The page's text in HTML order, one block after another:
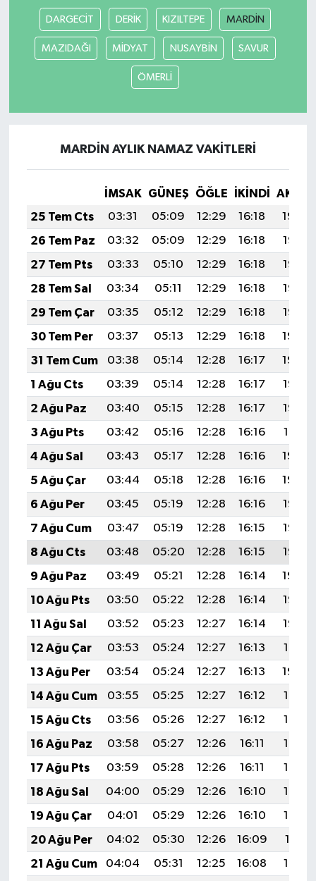
DARGECİT DERİK KIZILTEPE MARDİN
MAZIDAĞI MİDYAT NUSAYBİN SAVUR
ÖMERLİ
MARDİN AYLIK NAMAZ VAKITLERI
İMSAK GÜNEŞ ÖĞLE İKINDI
25 Tem Cts
03:31 05:09 12:29 16:18
19:39
26 Tem Paz
03:32 05:09 12:29 16:18
19:38
27 Tem Pts
03:33 05:10 12:29 16:18
19:37
28 Tem Sal
03:34 05:11 12:29 16:18
19:36
29 Tem Çar
03:35 05:12 12:29 16:18
19:35
30 Tem Per
03:37 05:13 12:29 16:18
19:34
31 Tem Cum
03:38 05:14 12:28 16:17
19:34
1 Ağu Cts
03:39 05:14 12:28 16:17
19:33
2 Ağu Paz
03:40 05:15 12:28 16:17
19:32
3 Ağu Pts
03:42 05:16 12:28 16:16
19:31
4 Ağu Sal
03:43 05:17 12:28 16:16
19:30
5 Ağu Çar
03:44 05:18 12:28 16:16
19:29
6 Ağu Per
03:45 05:19 12:28 16:16
19:28
7 Ağu Cum
03:47 05:19 12:28 16:15
19:27
8 Ağu Cts
03:48 05:20 12:28 16:15
19:25
9 Ağu Paz
03:49 05:21 12:28 16:14
19:24
10 Ağu Pts
03:50 05:22 12:28 16:14
19:23
11 Ağu Sal
03:52 05:23 12:27 16:14
19:22
12 Ağu Çar
03:53 05:24 12:27 16:13
19:21
13 Ağu Per
03:54 05:24 12:27 16:13
19:20
14 Ağu Cum
03:55 05:25 12:27 16:12
19:18
15 Ağu Cts
03:56 05:26 12:27 16:12
19:17
16 Ağu Paz
03:58 05:27 12:26 16:11
19:16
17 Ağu Pts
03:59 05:28 12:26 16:11
19:15
18 Ağu Sal
04:00 05:29 12:26 16:10
19:13
19 Ağu Çar
04:01 05:29 12:26 16:10
19:12
20 Ağu Per
04:02 05:30 12:26 16:09
19:11
21 Ağu Cum
04:04 05:31 12:25 16:08
19:10